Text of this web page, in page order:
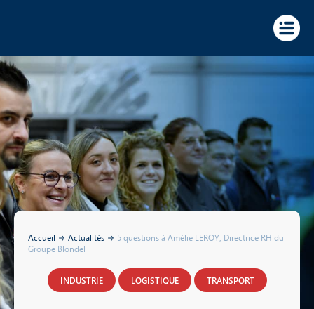
Accueil Actualités
5 questions à Amélie LEROY, Directrice RH du
Groupe Blondel
INDUSTRIE LOGISTIQUE TRANSPORT